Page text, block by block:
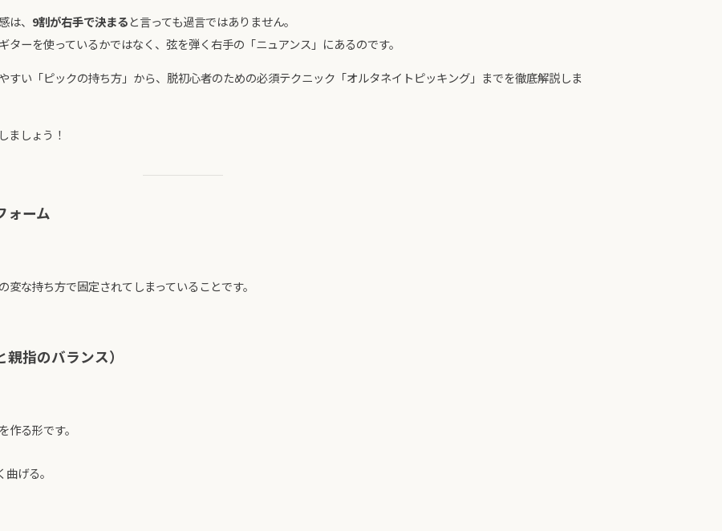
、 9割が右手で決まると言っても過言ではありません。
ーを使っているかではなく、弦を弾く右手の「ニュアンス」にあるのです。
すい「ピックの持ち方」から、脱初心者のための必須テクニック「オルタネイトピッキング」までを徹底解説しま
ましょう！
ォーム
な持ち方で固定されてしまっていることです。
指のバランス）
る形です。
げる。